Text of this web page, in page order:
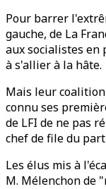
Pour barrer
gauche, de La
aux socialistes en
à s'allier à la hâte.
Mais leur
connu ses
de LFI de ne pas
chef de file du
Les élus mis à
M. Mélenchon de